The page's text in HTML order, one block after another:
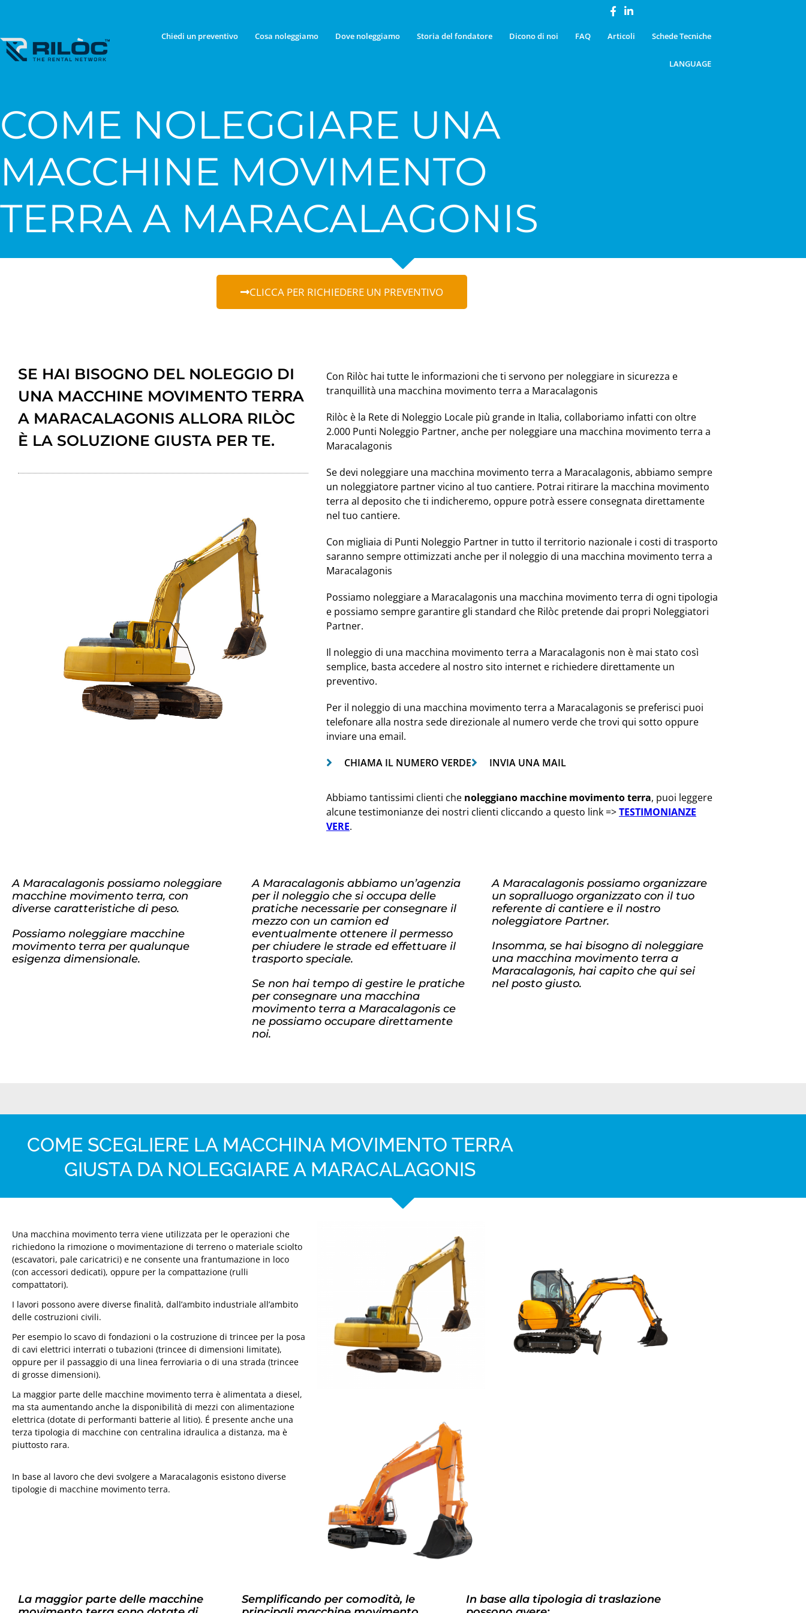
Chiedi un preventivo Cosa noleggiamo Dove noleggiamo Storia del fondatore Dicono di noi FAQ Articoli Schede Tecniche
LANGUAGE
COME NOLEGGIARE UNA
MACCHINE MOVIMENTO
TERRA A MARACALAGONIS
CLICCA PER RICHIEDERE UN PREVENTIVO
SE HAI BISOGNO DEL NOLEGGIO DI
UNA MACCHINE MOVIMENTO TERRA
A MARACALAGONIS ALLORA RILÒC
È LA SOLUZIONE GIUSTA PER TE.
Con Rilòc hai tutte le informazioni che ti servono per noleggiare in sicurezza e
tranquillità una macchina movimento terra a Maracalagonis
Rilòc è la Rete di Noleggio Locale più grande in Italia, collaboriamo infatti con oltre
2.000 Punti Noleggio Partner, anche per noleggiare una macchina movimento terra a
Maracalagonis
Se devi noleggiare una macchina movimento terra a Maracalagonis, abbiamo sempre
un noleggiatore partner vicino al tuo cantiere. Potrai ritirare la macchina movimento
terra al deposito che ti indicheremo, oppure potrà essere consegnata direttamente
nel tuo cantiere.
Con migliaia di Punti Noleggio Partner in tutto il territorio nazionale i costi di trasporto
saranno sempre ottimizzati anche per il noleggio di una macchina movimento terra a
Maracalagonis
Possiamo noleggiare a Maracalagonis una macchina movimento terra di ogni tipologia
e possiamo sempre garantire gli standard che Rilòc pretende dai propri Noleggiatori
Partner.
Il noleggio di una macchina movimento terra a Maracalagonis non è mai stato così
semplice, basta accedere al nostro sito internet e richiedere direttamente un
preventivo.
Per il noleggio di una macchina movimento terra a Maracalagonis se preferisci puoi
telefonare alla nostra sede direzionale al numero verde che trovi qui sotto oppure
inviare una email.
CHIAMA IL NUMERO VERDE
INVIA UNA MAIL
Abbiamo tantissimi clienti che noleggiano macchine movimento terra, puoi leggere
alcune testimonianze dei nostri clienti cliccando a questo link =>TESTIMONIANZE
VERE.
A Maracalagonis possiamo noleggiare
macchine movimento terra, con
diverse caratteristiche di peso.
Possiamo noleggiare macchine
movimento terra per qualunque
esigenza dimensionale.
A Maracalagonis abbiamo un’agenzia
per il noleggio che si occupa delle
pratiche necessarie per consegnare il
mezzo con un camion ed
eventualmente ottenere il permesso
per chiudere le strade ed effettuare il
trasporto speciale.
Se non hai tempo di gestire le pratiche
per consegnare una macchina
movimento terra a Maracalagonis ce
ne possiamo occupare direttamente
noi.
A Maracalagonis possiamo organizzare
un sopralluogo organizzato con il tuo
referente di cantiere e il nostro
noleggiatore Partner.
Insomma, se hai bisogno di noleggiare
una macchina movimento terra a
Maracalagonis, hai capito che qui sei
nel posto giusto.
COME SCEGLIERE LA MACCHINA MOVIMENTO TERRA
GIUSTA DA NOLEGGIARE A MARACALAGONIS
Una macchina movimento terra viene utilizzata per le operazioni che
richiedono la rimozione o movimentazione di terreno o materiale sciolto
(escavatori, pale caricatrici) e ne consente una frantumazione in loco
(con accessori dedicati), oppure per la compattazione (rulli
compattatori).
I lavori possono avere diverse finalità, dall’ambito industriale all’ambito
delle costruzioni civili.
Per esempio lo scavo di fondazioni o la costruzione di trincee per la posa
di cavi elettrici interrati o tubazioni (trincee di dimensioni limitate),
oppure per il passaggio di una linea ferroviaria o di una strada (trincee
di grosse dimensioni).
La maggior parte delle macchine movimento terra è alimentata a diesel,
ma sta aumentando anche la disponibilità di mezzi con alimentazione
elettrica (dotate di performanti batterie al litio). É presente anche una
terza tipologia di macchine con centralina idraulica a distanza, ma è
piuttosto rara.
In base al lavoro che devi svolgere a Maracalagonis esistono diverse
tipologie di macchine movimento terra.
La maggior parte delle macchine
Semplificando per comodità, le
In base alla tipologia di traslazione